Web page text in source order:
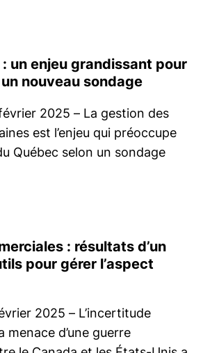
un enjeu grandissant pour
nouveau sondage
2025 – La gestion des
est l’enjeu qui préoccupe
Québec selon un sondage
: résultats d’un
pour gérer l’aspect
2025 – L’incertitude
menace d’une guerre